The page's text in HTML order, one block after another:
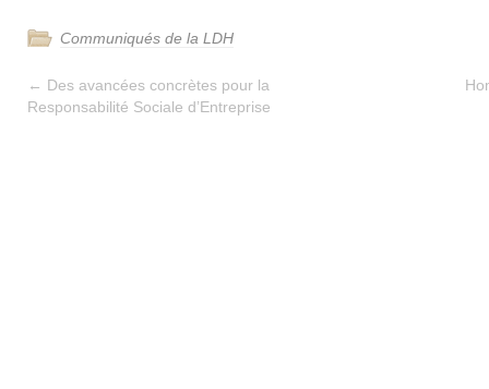
Communiqués de la LDH
← Des avancées concrètes pour la
Responsabilité Sociale d’Entreprise